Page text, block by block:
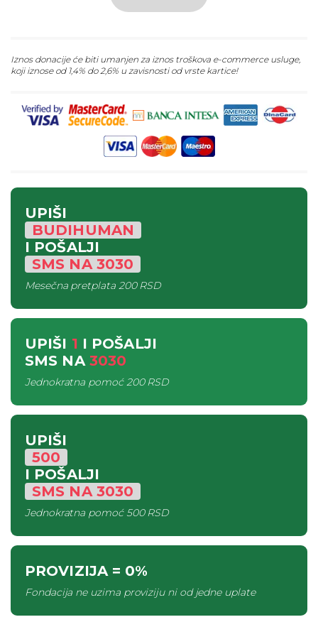
Iznos donacije će biti umanjen za iznos troškova e-commerce usluge,
koji iznose od 1,4% do 2,6% u zavisnosti od vrste kartice!
UPIŠI
BUDIHUMAN
I POŠALJI
SMS NA3030
Mesečna pretplata200 RSD
UPIŠI 1 I POŠALJI
SMS NA 3030
Jednokratna pomoć200 RSD
UPIŠI
500
I POŠALJI
SMS NA3030
Jednokratna pomoć500 RSD
PROVIZIJA= 0%
Fondacija ne uzima proviziju ni od jedne uplate